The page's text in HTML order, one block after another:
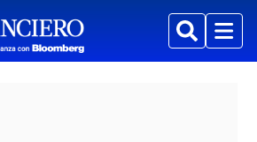
BuscarMenu